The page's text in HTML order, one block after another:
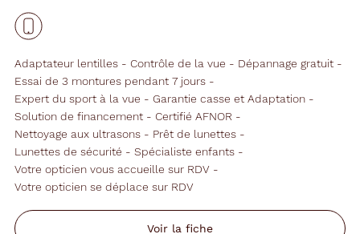
Adaptateur lentilles Contrôle de la vue
Dépannage gratuit
Essai de 3 montures pendant 7 jours
Expert du sport à la vue
Garantie casse et Adaptation
Solution de financement
Certifié AFNOR
Nettoyage aux ultrasons
Prêt de lunettes
Lunettes de sécurité
Spécialiste enfants
Votre opticien vous accueille sur RDV
Votre opticien se déplace sur RDV
Voir la fiche